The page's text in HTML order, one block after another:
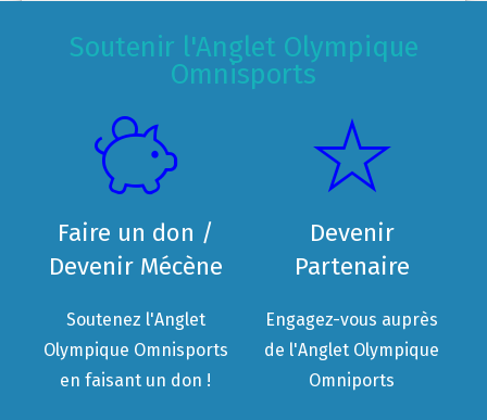
Soutenir l'Anglet Olympique
Omnisports
Faire un don /
Devenir Mécène
Soutenez l'Anglet
Olympique Omnisports
en faisant un don !
Devenir
Partenaire
Engagez-vous auprès
de l'Anglet Olympique
Omniports